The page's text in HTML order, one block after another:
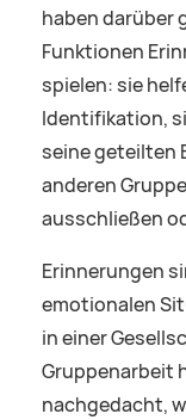
haben darüber
Funktionen
spielen: sie
Identifikation,
seine geteilten
anderen
ausschließen
Erinnerungen
emotionalen
in einer
Gruppenarbeit
nachgedacht,